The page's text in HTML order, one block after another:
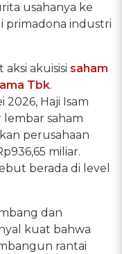
usahanya ke
primadona industri
akuisisi saham
Tbk.
2026, Haji Isam
lembar saham
perusahaan
miliar.
berada di level
dan
kuat bahwa
rantai